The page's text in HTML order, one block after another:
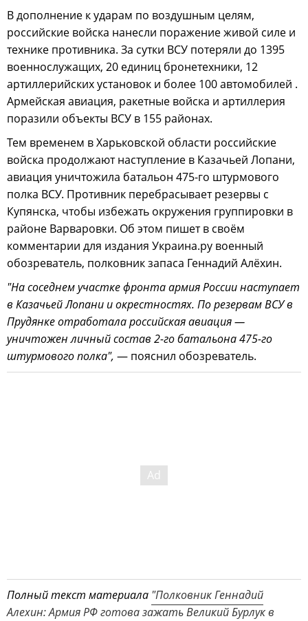
В дополнение к ударам по воздушным целям,
российские войска нанесли поражение живой силе и
технике противника. За сутки ВСУ потеряли до 1395
военнослужащих, 20 единиц бронетехники, 12
артиллерийских установок и более 100 автомобилей .
Армейская авиация, ракетные войска и артиллерия
поразили объекты ВСУ в 155 районах.
Тем временем в Харьковской области российские
войска продолжают наступление в Казачьей Лопани,
авиация уничтожила батальон 475-го штурмового
полка ВСУ. Противник перебрасывает резервы с
Купянска, чтобы избежать окружения группировки в
районе Варваровки. Об этом пишет в своём
комментарии для издания Украина.ру военный
обозреватель, полковник запаса Геннадий Алёхин.
"На соседнем участке фронта армия России наступает
в Казачьей Лопани и окрестностях. По резервам ВСУ в
Прудянке отработала российская авиация —
уничтожен личный состав 2-го батальона 475-го
штурмового полка", — пояснил обозреватель.
Полный текст материала "Полковник Геннадий
Алехин: Армия РФ готова зажать Великий Бурлук в